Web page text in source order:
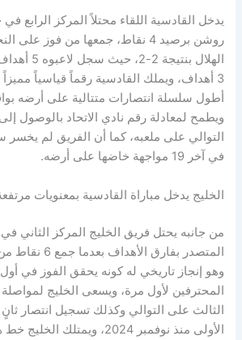
يدخل القادسية اللقاء محتلاً المركز الرابع
روشن برصيد 4 نقاط، جمعها من فوز
الهلال
3 أهداف، ويملك القادسية رقماً قياسياً
ويطمح لمعادلة رقم نادي الاتحاد بالوصول
التوالي على ملعبه، كما أن الفريق لم
في آخر 19 مواجهة خاضها على أرضه.
الخليج يدخل مباراة القادسية بمعنويات
من جانبه يحتل فريق الخليج المركز الثاني
المتصدر بفارق
وهو إنجاز تاريخي له كونه يحقق الفوز في
المحترفين لأول مرة، ويسعى الخليج لمواصلة
الثالث على التوالي وكذلك تسجيل انتصار ثانٍ